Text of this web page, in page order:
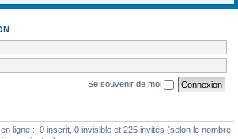
Se souvenir de moi
ligne :: 0 inscrit, 0 invisible et 225 invités (selon le nombre